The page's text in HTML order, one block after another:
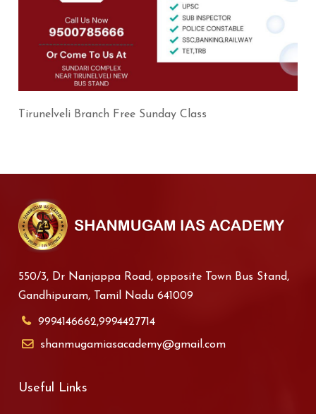
Tirunelveli Branch Free Sunday Class
550/3, Dr Nanjappa Road, opposite Town Bus Stand,
Gandhipuram, Tamil Nadu 641009
9994146662,9994427714
shanmugamiasacademy@gmail.com
Useful Links